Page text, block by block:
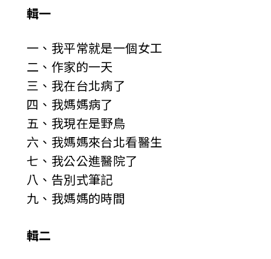
輯一
一、我平常就是一個女工
二、作家的一天
三、我在台北病了
四、我媽媽病了
五、我現在是野鳥
六、我媽媽來台北看醫生
七、我公公進醫院了
八、告別式筆記
九、我媽媽的時間
輯二